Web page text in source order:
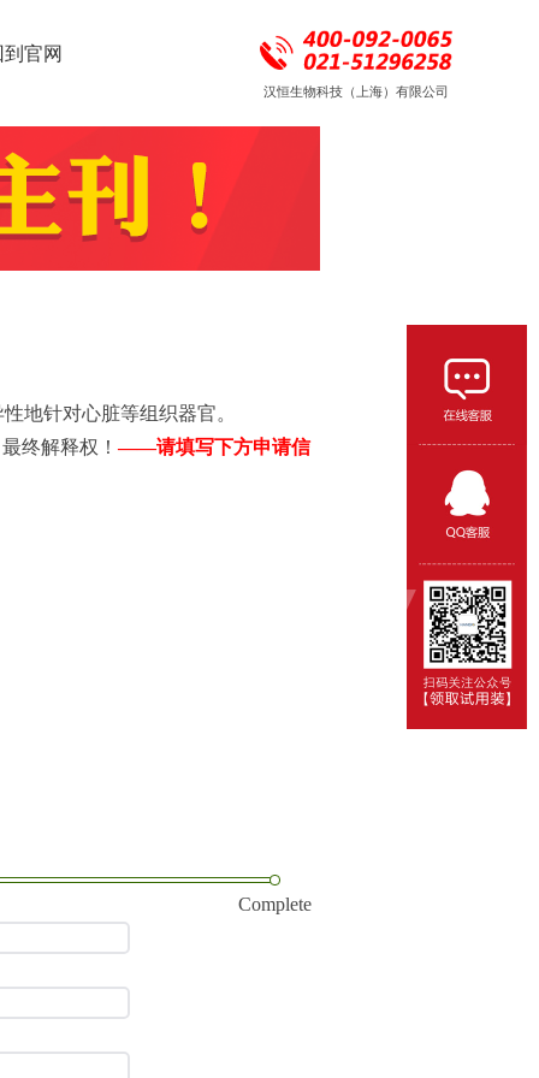
到官网
地针对心脏等组织器官。
终解释权！——请填写下方申请信
Complete